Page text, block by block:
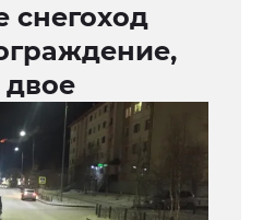
снегоход
двое